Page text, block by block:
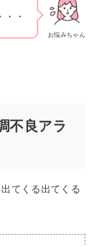
お悩みちゃん
・・
不良アラ
てくる出てくる